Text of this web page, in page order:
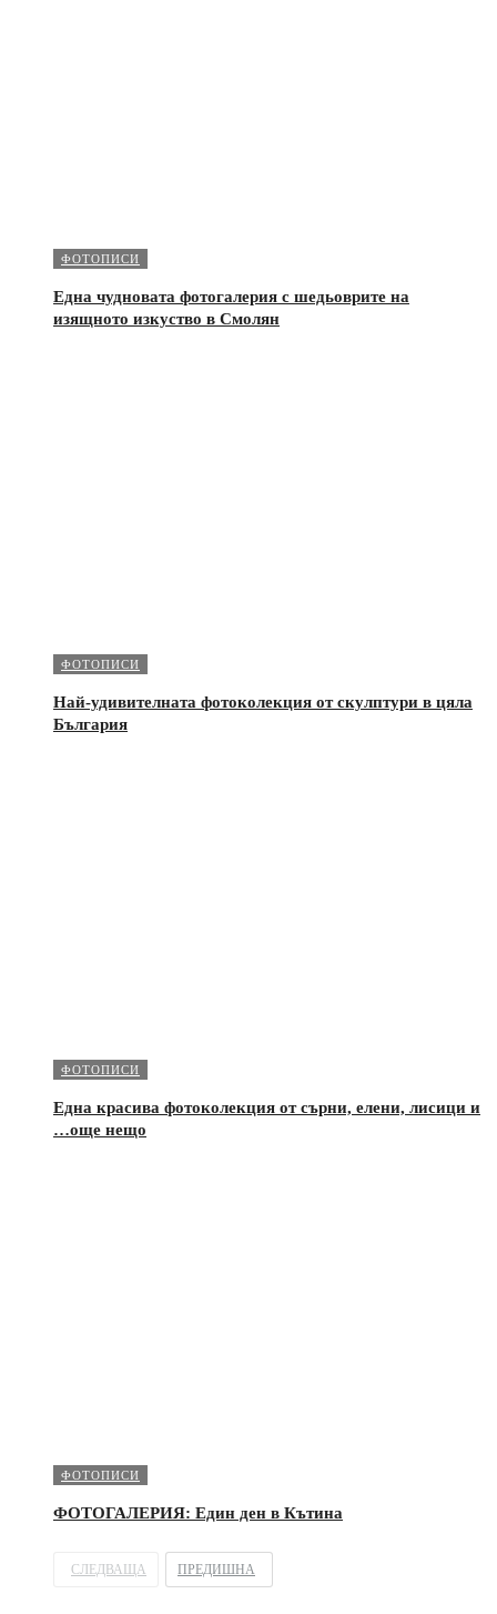
ФОТОПИСИ
Една чудновата фотогалерия с шедьоврите на
изящното изкуство в Смолян
ФОТОПИСИ
Най-удивителната фотоколекция от скулптури в цяла
България
ФОТОПИСИ
Една красива фотоколекция от сърни, елени, лисици и
…още нещо
ФОТОПИСИ
ФОТОГАЛЕРИЯ: Един ден в Кътина
СЛЕДВАЩА ПРЕДИШНА